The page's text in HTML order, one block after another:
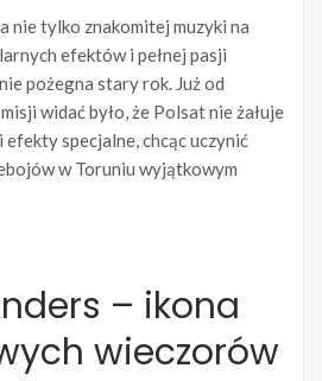
nie tylko znakomitej muzyki na
efektów i pełnej pasji
pożegna stary rok. Już od
widać było, że Polsat nie żałuje
specjalne, chcąc uczynić
w Toruniu wyjątkowym
– ikona
wieczorów